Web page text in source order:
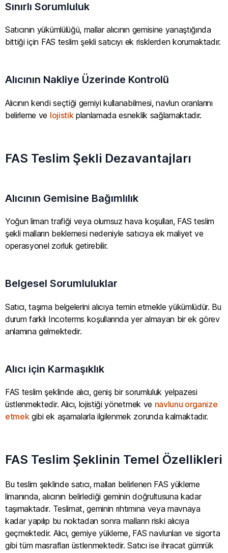
Sınırlı Sorumluluk
Satıcının yükümlülüğü, mallar alıcının gemisine yanaştığında
bittiği için FAS teslim şekli satıcıyı ek risklerden korumaktadır.
Alıcının Nakliye Üzerinde Kontrolü
Alıcının kendi seçtiği gemiyi kullanabilmesi, navlun oranlarını
belirleme ve lojistik planlamada esneklik sağlamaktadır.
FAS Teslim Şekli Dezavantajları
Alıcının Gemisine Bağımlılık
Yoğun liman trafiği veya olumsuz hava koşulları, FAS teslim
şekli malların beklemesi nedeniyle satıcıya ek maliyet ve
operasyonel zorluk getirebilir.
Belgesel Sorumluluklar
Satıcı, taşıma belgelerini alıcıya temin etmekle yükümlüdür. Bu
durum farklı Incoterms koşullarında yer almayan bir ek görev
anlamına gelmektedir.
Alıcı için Karmaşıklık
FAS teslim şeklinde alıcı, geniş bir sorumluluk yelpazesi
üstlenmektedir. Alıcı, lojistiği yönetmek ve navlunu organize
etmek gibi ek aşamalarla ilgilenmek zorunda kalmaktadır.
FAS Teslim Şeklinin Temel Özellikleri
Bu teslim şeklinde satıcı, malları belirlenen FAS yükleme
limanında, alıcının belirlediği geminin doğrultusuna kadar
taşımaktadır. Teslimat, geminin rıhtımına veya mavnaya
kadar yapılıp bu noktadan sonra malların riski alıcıya
geçmektedir. Alıcı, gemiye yükleme, FAS navlunları ve sigorta
gibi tüm masrafları üstlenmektedir. Satıcı ise ihracat gümrük